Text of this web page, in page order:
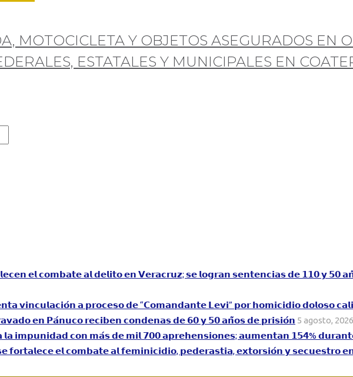
MOTOCICLETA Y OBJETOS ASEGURADOS EN
ESTATALES Y MUNICIPALES EN
𝗲𝗹 𝗰𝗼𝗺𝗯𝗮𝘁𝗲 𝗮𝗹 𝗱𝗲𝗹𝗶𝘁𝗼 𝗲𝗻 𝗩𝗲𝗿𝗮𝗰𝗿𝘂𝘇; 𝘀𝗲 𝗹𝗼𝗴𝗿𝗮𝗻 𝘀𝗲𝗻𝘁𝗲𝗻𝗰𝗶𝗮𝘀 𝗱𝗲 𝟭𝟭𝟬 𝘆 𝟱𝟬
𝘃𝗶𝗻𝗰𝘂𝗹𝗮𝗰𝗶𝗼́𝗻 𝗮 𝗽𝗿𝗼𝗰𝗲𝘀𝗼 𝗱𝗲 “𝗖𝗼𝗺𝗮𝗻𝗱𝗮𝗻𝘁𝗲 𝗟𝗲𝘃𝗶” 𝗽𝗼𝗿 𝗵𝗼𝗺𝗶𝗰𝗶𝗱𝗶𝗼 𝗱𝗼𝗹𝗼𝘀𝗼
𝗲𝗻 𝗣𝗮́𝗻𝘂𝗰𝗼 𝗿𝗲𝗰𝗶𝗯𝗲𝗻 𝗰𝗼𝗻𝗱𝗲𝗻𝗮𝘀 𝗱𝗲 𝟲𝟬 𝘆 𝟱𝟬 𝗮𝗻̃𝗼𝘀 𝗱𝗲 𝗽𝗿𝗶𝘀𝗶𝗼́𝗻 5 agosto, 2026
𝗹𝗮 𝗶𝗺𝗽𝘂𝗻𝗶𝗱𝗮𝗱 𝗰𝗼𝗻 𝗺𝗮́𝘀 𝗱𝗲 𝗺𝗶𝗹 𝟳𝟬𝟬 𝗮𝗽𝗿𝗲𝗵𝗲𝗻𝘀𝗶𝗼𝗻𝗲𝘀; 𝗮𝘂𝗺𝗲𝗻𝘁𝗮𝗻 𝟭𝟱𝟰%
𝗳𝗼𝗿𝘁𝗮𝗹𝗲𝗰𝗲 𝗲𝗹 𝗰𝗼𝗺𝗯𝗮𝘁𝗲 𝗮𝗹 𝗳𝗲𝗺𝗶𝗻𝗶𝗰𝗶𝗱𝗶𝗼, 𝗽𝗲𝗱𝗲𝗿𝗮𝘀𝘁𝗶𝗮, 𝗲𝘅𝘁𝗼𝗿𝘀𝗶𝗼́𝗻 𝘆 𝘀𝗲𝗰𝘂𝗲𝘀𝘁𝗿𝗼